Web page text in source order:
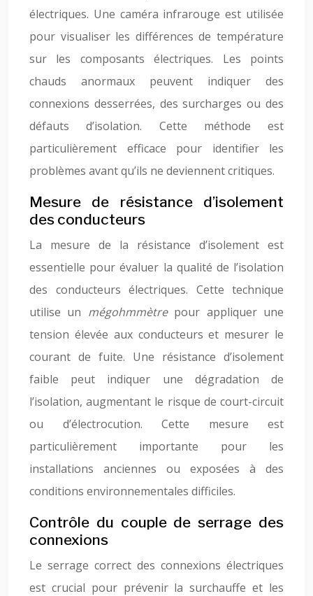
électriques. Une caméra infrarouge est utilisée
pour visualiser les différences de température
sur les composants électriques. Les points
chauds anormaux peuvent indiquer des
connexions desserrées, des surcharges ou des
défauts d’isolation. Cette méthode est
particulièrement efficace pour identifier les
problèmes avant qu’ils ne deviennent critiques.
Mesure de résistance d’isolement
des conducteurs
La mesure de la résistance d’isolement est
essentielle pour évaluer la qualité de l’isolation
des conducteurs électriques. Cette technique
utilise un mégohmmètre pour appliquer une
tension élevée aux conducteurs et mesurer le
courant de fuite. Une résistance d’isolement
faible peut indiquer une dégradation de
l’isolation, augmentant le risque de court-circuit
ou d’électrocution. Cette mesure est
particulièrement importante pour les
installations anciennes ou exposées à des
conditions environnementales difficiles.
Contrôle du couple de serrage des
connexions
Le serrage correct des connexions électriques
est crucial pour prévenir la surchauffe et les